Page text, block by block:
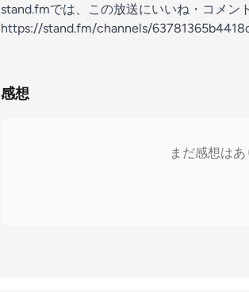
stand.fmでは、この放送にいいね・コメン
https://stand.fm/channels/
感想
まだ感想は